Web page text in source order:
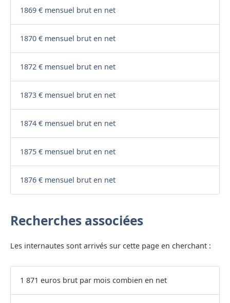
1869 € mensuel brut en net
1870 € mensuel brut en net
1872 € mensuel brut en net
1873 € mensuel brut en net
1874 € mensuel brut en net
1875 € mensuel brut en net
1876 € mensuel brut en net
Recherches associées
Les internautes sont arrivés sur cette page en cherchant :
1 871 euros brut par mois combien en net